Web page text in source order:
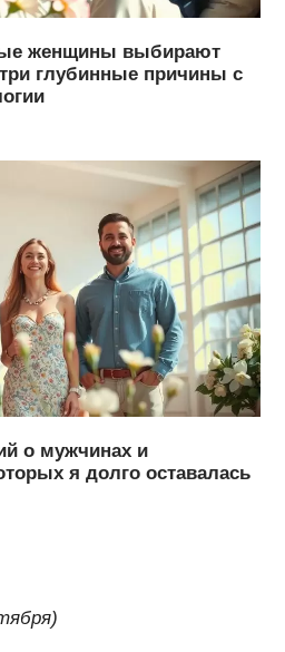
женщины выбирают
глубинные причины с
о мужчинах и
я долго оставалась